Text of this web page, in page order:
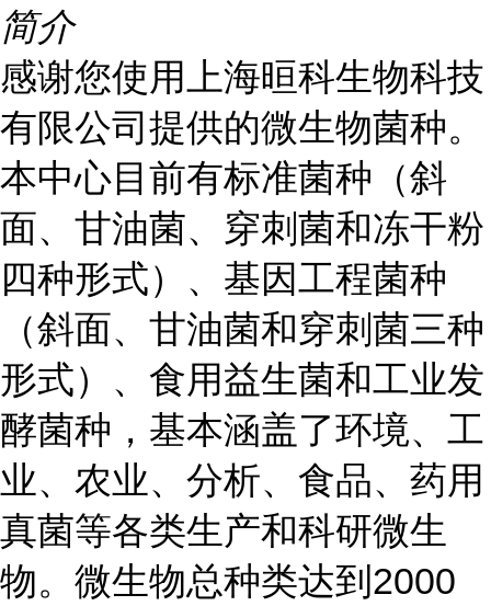
简介
感谢您使用上海晅科生物科技
有限公司提供的微生物菌种。
本中心目前有标准菌种（斜
面、甘油菌、穿刺菌和冻干粉
四种形式）、基因工程菌种
（斜面、甘油菌和穿刺菌三种
形式）、食用益生菌和工业发
酵菌种，基本涵盖了环境、工
业、农业、分析、食品、药用
真菌等各类生产和科研微生
物。微生物总种类达到2000